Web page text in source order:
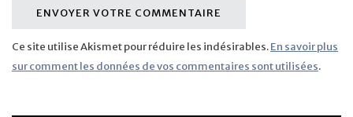
Ce site utilise Akismet pour réduire les indésirables.En savoir plus
sur comment les données de vos commentaires sont utilisées.